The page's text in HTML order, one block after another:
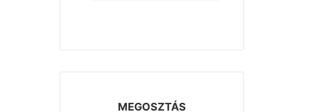
MEGOSZTÁS